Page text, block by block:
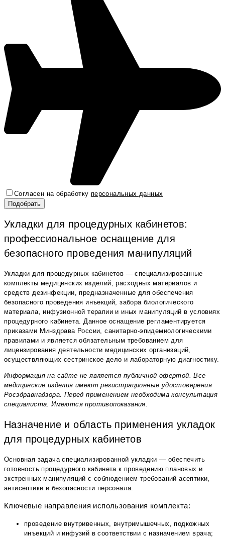
Согласен на обработку персональных данных
Укладки для процедурных кабинетов:
профессиональное оснащение для
безопасного проведения манипуляций
Укладки для процедурных кабинетов — специализированные
комплекты медицинских изделий, расходных материалов и
средств дезинфекции, предназначенные для обеспечения
безопасного проведения инъекций, забора биологического
материала, инфузионной терапии и иных манипуляций в условиях
процедурного кабинета. Данное оснащение регламентируется
приказами Минздрава России, санитарно-эпидемиологическими
правилами и является обязательным требованием для
лицензирования деятельности медицинских организаций,
осуществляющих сестринское дело и лабораторную диагностику.
Информация на сайте не является публичной офертой. Все
медицинские изделия имеют регистрационные удостоверения
Росздравнадзора. Перед применением необходима консультация
специалиста. Имеются противопоказания.
Назначение и область применения укладок
для процедурных кабинетов
Основная задача специализированной укладки — обеспечить
готовность процедурного кабинета к проведению плановых и
экстренных манипуляций с соблюдением требований асептики,
антисептики и безопасности персонала.
Ключевые направления использования комплекта:
проведение внутривенных, внутримышечных, подкожных
инъекций и инфузий в соответствии с назначением врача;